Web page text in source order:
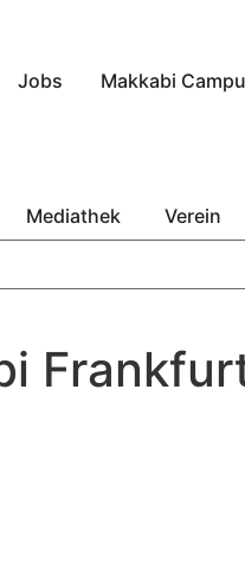
Jobs Makkabi
Mediathek Verein